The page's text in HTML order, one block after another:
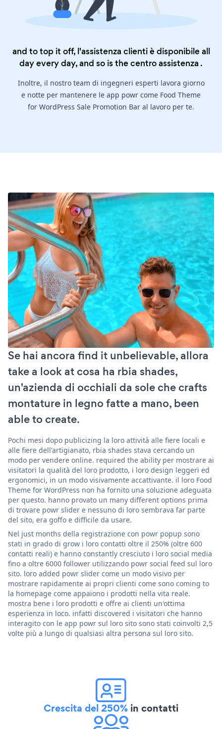
and to top it off, l'assistenza clienti è disponibile all
day every day, and so is thecentro assistenza .
Inoltre, il nostro team di ingegneri esperti lavora giorno
e notte per mantenere le app powr come Food Theme
for WordPress Sale Promotion Bar al lavoro per te.
Se hai ancora find it unbelievable, allora
take a look at cosa ha rbia shades,
un'azienda di occhiali da sole che crafts
montature in legno fatte a mano, been
able to create.
Pochi mesi dopo publicizing la loro attività alle fiere locali e
alle fiere dell'artigianato, rbia shades stava cercando un
modo per vendere online. required the ability per mostrare ai
visitatori la qualità del loro prodotto, i loro design leggeri ed
ergonomici, in un modo visivamente accattivante. il loro Food
Theme for WordPress non ha fornito una soluzione adeguata
per questo. hanno provato un many different options prima
di trovare powr slider e nessuno di loro sembrava far parte
del sito, era goffo e difficile da usare.
Nel just months della registrazione con powr popup sono
stati in grado di grow i loro contatti oltre il 250% (oltre 600
contatti reali) e hanno constantly cresciuto i loro social media
fino a oltre 6000 follower utilizzando powr social feed sul loro
sito. loro added powr slider come un modo visivo per
mostrare rapidamente ai propri clienti come sono coming to
la homepage come appaiono i prodotti nella vita reale.
mostra bene i loro prodotti e offre ai clienti un'ottima
esperienza in loco. infatti discovered i visitatori che hanno
interagito con le app powr sul loro sito sono stati coinvolti 2,5
volte più a lungo di qualsiasi altra persona sul loro sito.
Crescita del 250% in contatti